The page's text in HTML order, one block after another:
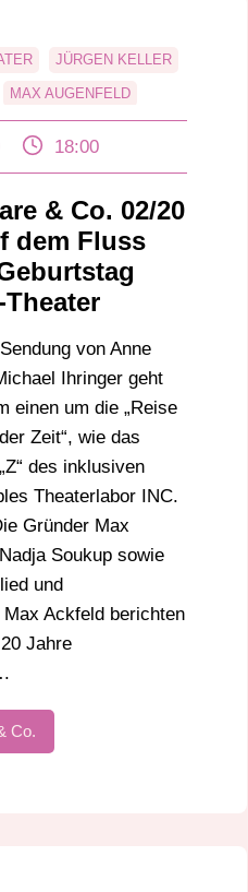
JÜRGEN KELLER
MAX AUGENFELD
18:00
& Co. 02/20
dem Fluss
von Anne
Ihringer geht
einen um die „Reise
Zeit“, wie das
des inklusiven
Theaterlabor INC.
Gründer Max
Soukup sowie
und
Max Ackfeld berichten
Jahre
Co.